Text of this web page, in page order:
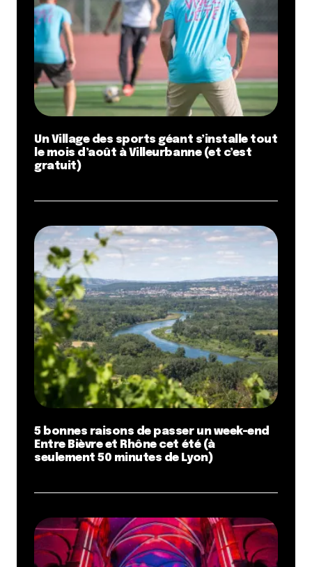
Un Village des sports géant s’installe tout
le mois d’août à Villeurbanne (et c’est
gratuit)
5 bonnes raisons de passer un week-end
Entre Bièvre et Rhône cet été (à
seulement 50 minutes de Lyon)